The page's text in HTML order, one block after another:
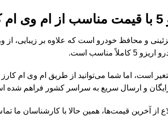
یکی از قطعات تزئینی و محافظ خودرو است که علاوه بر
مناسب است.
اریزو 5 در بازار متغیر است، اما شما می‌توانید از
و ارسال سریع به سراسر کشور فراهم شده
جلو پنجره اریزو 5 و اطلاع از آخرین قیمت‌ها، همین حالا با